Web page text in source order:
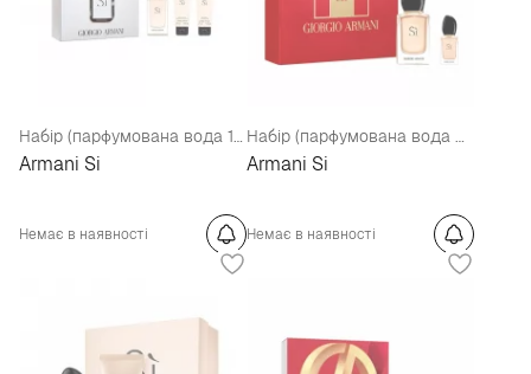
Набір (парфумована вода 100 мл + гель для душу 75 мл + лосьйон для тіла 75 мл)
Armani Si
Немає в наявності
Набір (парфумована вода 30 мл + парфумована вода 7 мл )
Armani Si
Немає в наявності